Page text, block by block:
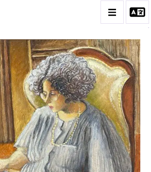
GROBÉTY
BIOGRAPHIE
DES OEUVRES
CONTACT